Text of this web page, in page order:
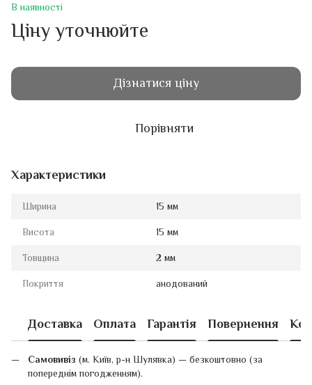
В наявності
Ціну уточнюйте
Дізнатися ціну
Порівняти
Характеристики
Ширина 15 мм
Висота 15 мм
Товщина 2 мм
Покриття анодований
Доставка Оплата Гарантія Повернення
Самовивіз (м. Київ, р-н Шулявка) — безкоштовно (за
попереднім погодженням).